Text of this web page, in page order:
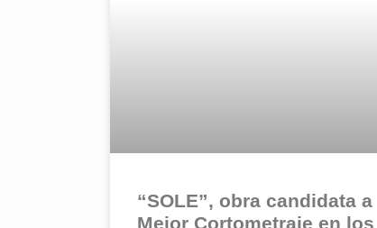
“SOLE”, obra candidata a
Mejor Cortometraje en los